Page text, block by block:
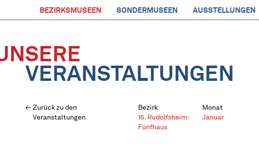
BEZIRKSMUSEEN SONDERMUSEEN AUSSTELLUNGEN
VERANSTALTUNGEN
Zurück zu den
Veranstaltungen
Bezirk
15. Rudolfsheim-
Fünfhaus
Monat
Januar